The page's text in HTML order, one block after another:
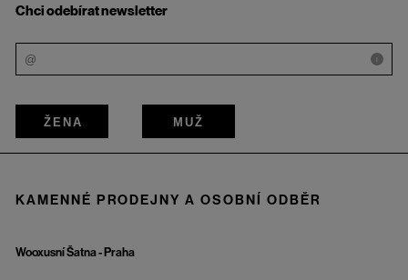
Chci odebírat newsletter
i
ŽENA MUŽ
KAMENNÉ PRODEJNY A OSOBNÍ ODBĚR
Wooxusní Šatna - Praha